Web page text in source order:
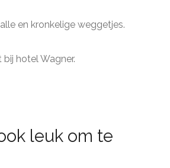
en kronkelige weggetjes.
hotel Wagner.
leuk om te